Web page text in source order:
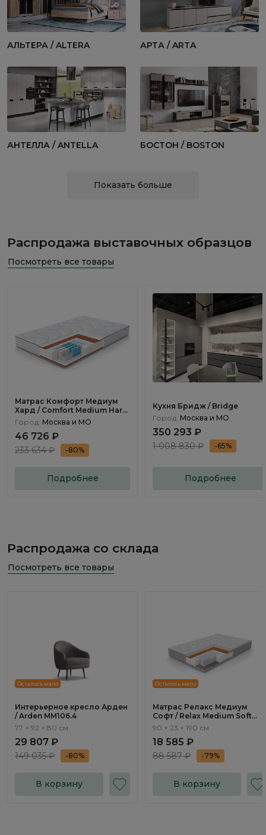
АЛЬТЕРА / ALTERA АРТА / ARTA
АНТЕЛЛА / ANTELLA БОСТОН / BOSTON
Показать больше
Распродажа выставочных образцов
Посмотреть все товары
Матрас Комфорт Медиум
Хард / Comfort Medium Hard
160×200см
Город: Москва и МО
46 726 ₽
233 634 ₽ -80%
Подробнее
Кухня Бридж / Bridge
Город: Москва и МО
350 293 ₽
1 008 830 ₽ -65%
Подробнее
Распродажа со склада
Посмотреть все товары
Осталось мало
Интерьерное кресло Арден
/ Arden ММ106.4
77 × 92 × 80 см
29 807 ₽
149 035 ₽ -80%
В корзину
Осталось мало
Матрас Релакс Медиум
Софт / Relax Medium Soft
90х190 см
90 × 23 × 190 см
18 585 ₽
88 587 ₽ -79%
В корзину